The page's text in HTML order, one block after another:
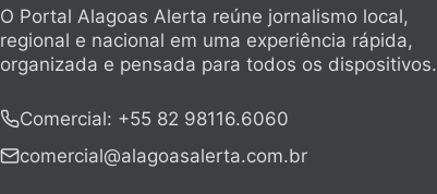
O Portal Alagoas Alerta reúne jornalismo local,
regional e nacional em uma experiência rápida,
organizada e pensada para todos os dispositivos.
Comercial: +55 82 98116.6060
comercial@alagoasalerta.com.br